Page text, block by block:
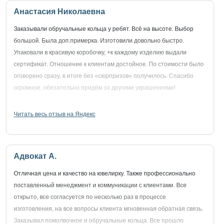
Анастасия Николаевна
Заказывали обручальные кольца у ребят. Всё на высоте. Выбор
большой. Была доп.примерка. Изготовили довольно быстро.
Упаковали в красивую коробочку, +к каждому изделию выдали
сертификат. Отношение к клиентам достойное. По стоимости было
оговорено сразу, в итоге без «сюрпризов» получилось. Спасибо
огромное, обязательно придём за другими украшениями!
Читать весь отзыв на Яндекс
Адвокат А.
Отличная цена и качество на ювелирку. Также профессионально
поставленный менеджмент и коммуникации с клиентами. Все
открыто, все согласуется по несколько раз в процессе
изготовления, на все вопросы клиента мгновенная обратная связь.
Заказывал помолвочное и обручальные кольца. Все прошло